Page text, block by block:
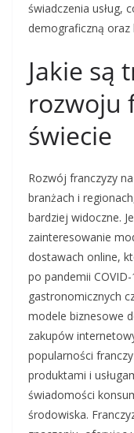
świadczenia usług,
demograficzną oraz
Jakie są
rozwoju
świecie
Rozwój franczyzy
branżach i
bardziej widoczne.
zainteresowanie
dostawach online,
po pandemii
gastronomicznych
modele biznesowe
zakupów
popularności
produktami i
świadomości
środowiska.